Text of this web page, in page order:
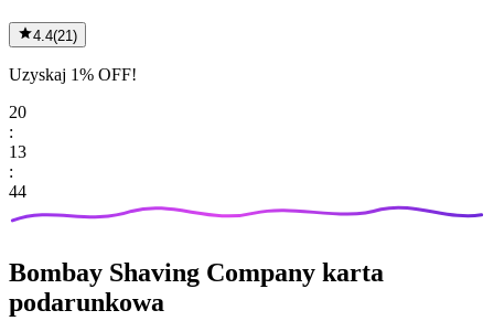
4.4(21 )
Uzyskaj 1% OFF!
20
:
13
:
44
Bombay Shaving Company karta
podarunkowa